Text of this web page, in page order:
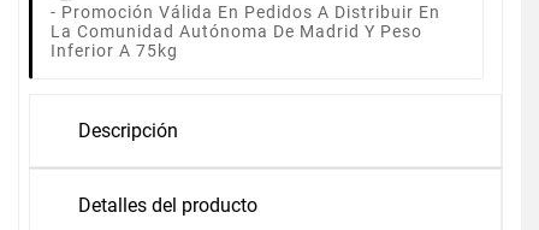
- Promoción Válida En Pedidos A Distribuir En
La Comunidad Autónoma De Madrid Y Peso
Inferior A 75kg
Descripción
Detalles del producto